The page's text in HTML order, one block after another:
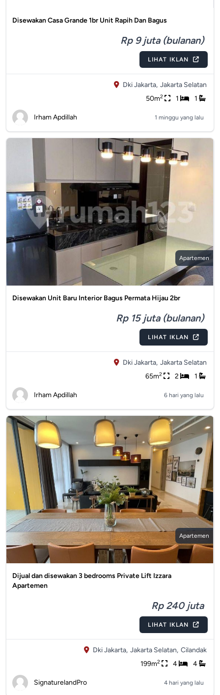
Disewakan Casa Grande 1br Unit Rapih Dan Bagus
Rp 9 juta (bulanan)
LIHAT IKLAN
Dki Jakarta, Jakarta Selatan
50m2 1 1
Irham Apdillah 1 minggu yang lalu
Apartemen
Disewakan Unit Baru Interior Bagus Permata Hijau 2br
Rp 15 juta (bulanan)
LIHAT IKLAN
Dki Jakarta, Jakarta Selatan
65m2 2 1
Irham Apdillah 6 hari yang lalu
Apartemen
Dijual dan disewakan 3 bedrooms Private Lift Izzara
Apartemen
Rp 240 juta
LIHAT IKLAN
Dki Jakarta, Jakarta Selatan, Cilandak
199m2 4 4
SignaturelandPro 4 hari yang lalu